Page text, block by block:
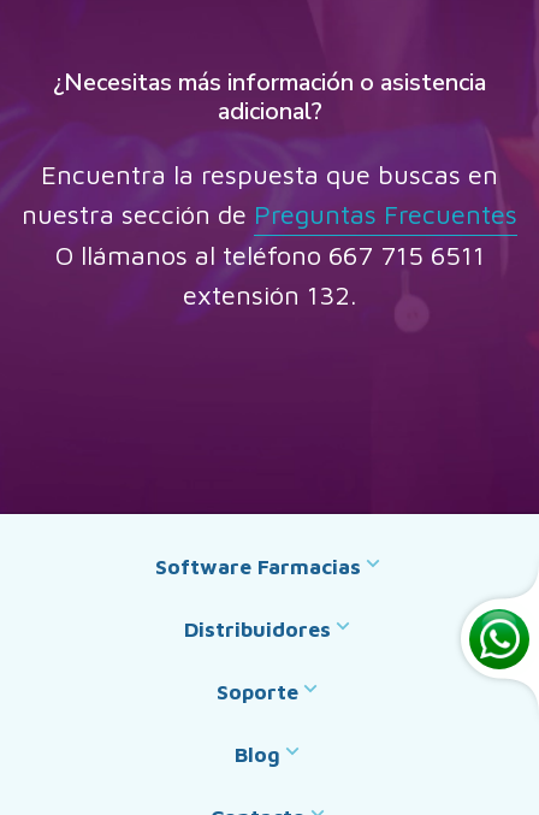
¿Necesitas más información o asistencia
adicional?
Encuentra la respuesta que buscas en
nuestra sección de Preguntas Frecuentes
O llámanos al teléfono 667 715 6511
extensión 132.
Software Farmacias
Distribuidores
Soporte
Blog